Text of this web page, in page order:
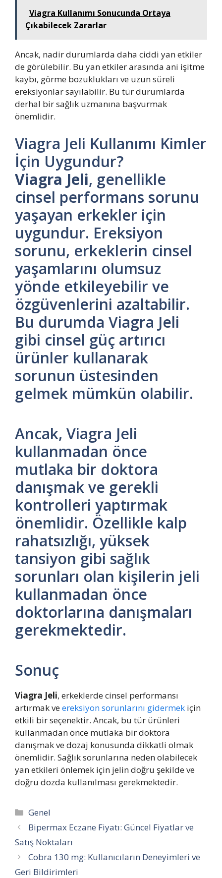
Viagra Kullanımı Sonucunda Ortaya
Çıkabilecek Zararlar
Ancak, nadir durumlarda daha ciddi yan etkiler
de görülebilir. Bu yan etkiler arasında ani işitme
kaybı, görme bozuklukları ve uzun süreli
ereksiyonlar sayılabilir. Bu tür durumlarda
derhal bir sağlık uzmanına başvurmak
önemlidir.
Viagra Jeli Kullanımı Kimler
İçin Uygundur?
Viagra Jeli, genellikle
cinsel performans sorunu
yaşayan erkekler için
uygundur. Ereksiyon
sorunu, erkeklerin cinsel
yaşamlarını olumsuz
yönde etkileyebilir ve
özgüvenlerini azaltabilir.
Bu durumda Viagra Jeli
gibi cinsel güç artırıcı
ürünler kullanarak
sorunun üstesinden
gelmek mümkün olabilir.
Ancak, Viagra Jeli
kullanmadan önce
mutlaka bir doktora
danışmak ve gerekli
kontrolleri yaptırmak
önemlidir. Özellikle kalp
rahatsızlığı, yüksek
tansiyon gibi sağlık
sorunları olan kişilerin jeli
kullanmadan önce
doktorlarına danışmaları
gerekmektedir.
Sonuç
Viagra Jeli, erkeklerde cinsel performansı
artırmak veereksiyon sorunlarını gidermek için
etkili bir seçenektir. Ancak, bu tür ürünleri
kullanmadan önce mutlaka bir doktora
danışmak ve dozaj konusunda dikkatli olmak
önemlidir. Sağlık sorunlarına neden olabilecek
yan etkileri önlemek için jelin doğru şekilde ve
doğru dozda kullanılması gerekmektedir.
Kategoriler
Genel
Bipermax Eczane Fiyatı: Güncel Fiyatlar ve
Satış Noktaları
Cobra 130 mg: Kullanıcıların Deneyimleri ve
Geri Bildirimleri